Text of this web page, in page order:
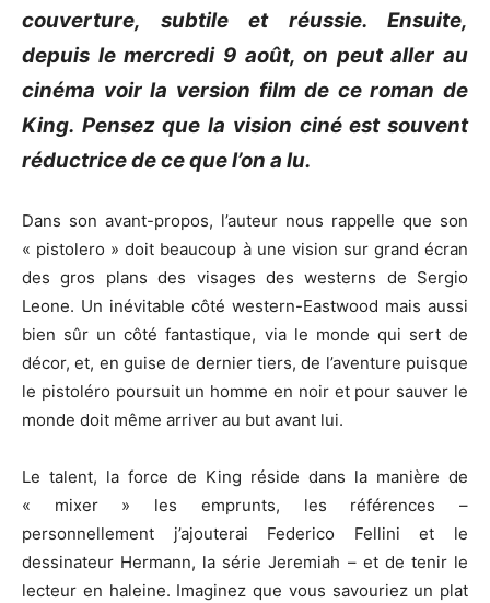
couverture, subtile et réussie. Ensuite,
depuis le mercredi 9 août, on peut aller au
cinéma voir la version film de ce roman de
King. Pensez que la vision ciné est souvent
réductrice de ce que l’on a lu.
Dans son avant-propos, l’auteur nous rappelle que son
« pistolero » doit beaucoup à une vision sur grand écran
des gros plans des visages des westerns de Sergio
Leone. Un inévitable côté western-Eastwood mais aussi
bien sûr un côté fantastique, via le monde qui sert de
décor, et, en guise de dernier tiers, de l’aventure puisque
le pistoléro poursuit un homme en noir et pour sauver le
monde doit même arriver au but avant lui.
Le talent, la force de King réside dans la manière de
« mixer » les emprunts, les références –
personnellement j’ajouterai Federico Fellini et le
dessinateur Hermann, la série Jeremiah – et de tenir le
lecteur en haleine. Imaginez que vous savouriez un plat